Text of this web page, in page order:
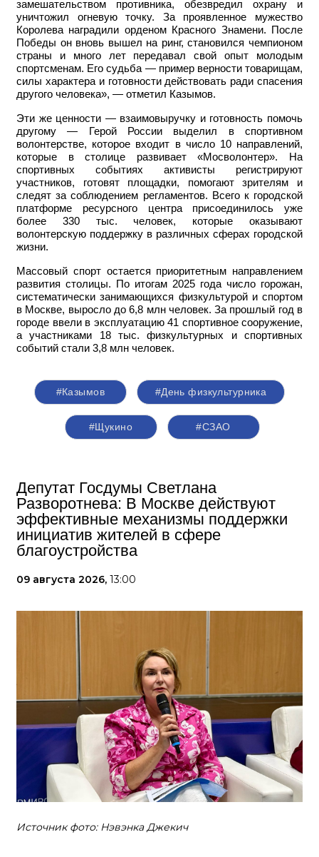
замешательством противника, обезвредил охрану и
уничтожил огневую точку. За проявленное мужество
Королева наградили орденом Красного Знамени. После
Победы он вновь вышел на ринг, становился чемпионом
страны и много лет передавал свой опыт молодым
спортсменам. Его судьба — пример верности товарищам,
силы характера и готовности действовать ради спасения
другого человека», — отметил Казымов.
Эти же ценности — взаимовыручку и готовность помочь
другому — Герой России выделил в спортивном
волонтерстве, которое входит в число 10 направлений,
которые в столице развивает «Мосволонтер». На
спортивных событиях активисты регистрируют
участников, готовят площадки, помогают зрителям и
следят за соблюдением регламентов. Всего к городской
платформе ресурсного центра присоединилось уже
более 330 тыс. человек, которые оказывают
волонтерскую поддержку в различных сферах городской
жизни.
Массовый спорт остается приоритетным направлением
развития столицы. По итогам 2025 года число горожан,
систематически занимающихся физкультурой и спортом
в Москве, выросло до 6,8 млн человек. За прошлый год в
городе ввели в эксплуатацию 41 спортивное сооружение,
а участниками 18 тыс. физкультурных и спортивных
событий стали 3,8 млн человек.
#Казымов #День физкультурника
#Щукино #СЗАО
Депутат Госдумы Светлана
Разворотнева: В Москве действуют
эффективные механизмы поддержки
инициатив жителей в сфере
благоустройства
09 августа 2026, 13:00
Источник фото: Нэвэнка Джекич